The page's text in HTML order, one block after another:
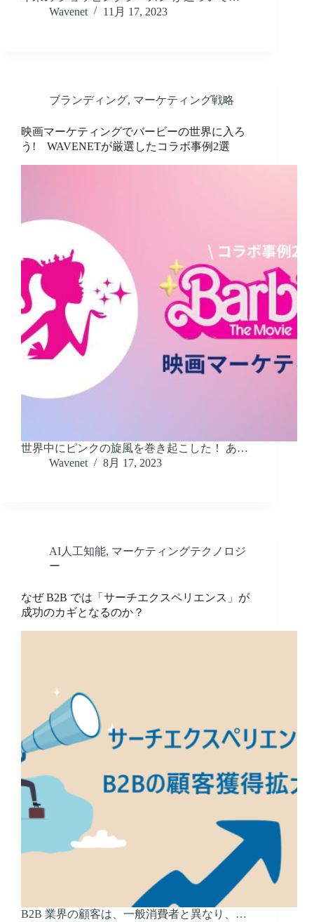
Wavenet
11月 17, 2023
ブランディング, マーケティング戦略
映画マーケティングでバービーの世界に入ろ
う! WAVENETが厳選したコラボ事例2選
世界中にピンクの旋風を巻き起こした！ あ…
Wavenet
8月 17, 2023
AI人工知能, マーケティングテクノロジ
ー
なぜ B2B では「サーチエクスペリエンス」が
成功のカギとなるのか？
B2B 業界の顧客は、一般消費者と異なり、…